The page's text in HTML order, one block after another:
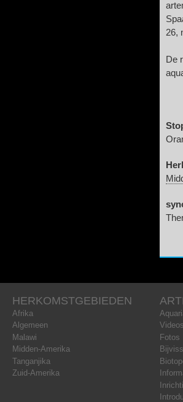
26,
De
HERKOMSTGEBIEDEN
Afrika
Algemeen
Malawi
Midden-Amerika
Tanganjika
Zuid-Amerika
Videos
Fotos